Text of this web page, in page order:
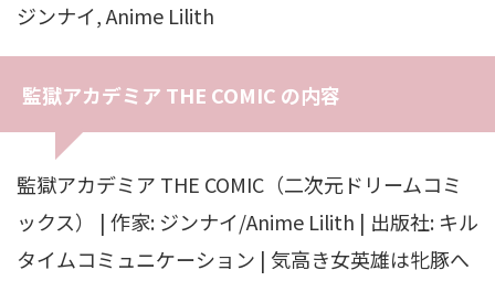
ジンナイ, Anime Lilith
監獄アカデミア THE COMIC の内容
監獄アカデミア THE COMIC（二次元ドリームコミ
ックス） | 作家: ジンナイ/Anime Lilith | 出版社: キル
タイムコミュニケーション | 気高き女英雄は牝豚へ